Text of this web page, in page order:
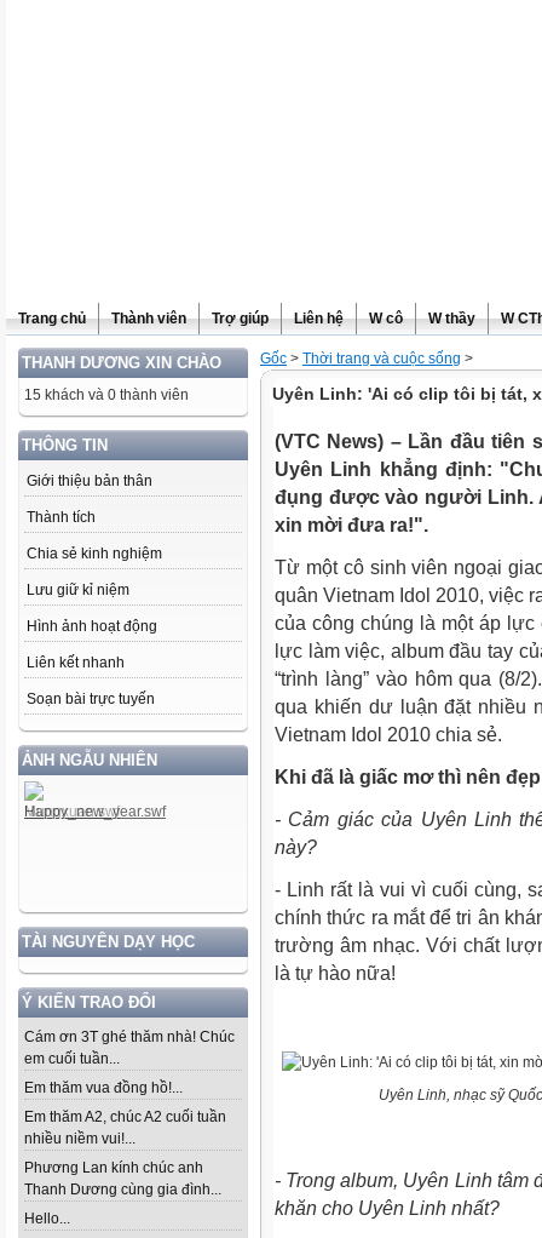
Trang chủ Thành viên Trợ giúp Liên hệ W cô W thầy W
THANH DƯƠNG XIN CHÀO
15 khách và 0 thành viên
THÔNG TIN
Giới thiệu bản thân
Thành tích
Chia sẻ kinh nghiệm
Lưu giữ kỉ niệm
Hình ảnh hoạt động
Liên kết nhanh
Soạn bài trực tuyến
ẢNH NGẪU NHIÊN
TÀI NGUYÊN DẠY HỌC
Ý KIẾN TRAO ĐỔI
Cám ơn 3T ghé thăm nhà! Chúc
em cuối tuần...
Em thăm vua đồng hồ!...
Em thăm A2, chúc A2 cuối tuần
nhiều niềm vui!...
Phương Lan kính chúc anh
Thanh Dương cùng gia đình...
Hello...
Gốc > Thời trang và cuộc sống >
Uyên Linh: 'Ai có clip tôi bị tát,
(VTC News) – Lần đầu
Uyên Linh khẳng định:
đụng được vào người Linh.
xin mời đưa ra!".
Từ một cô sinh viên ngoại
quân Vietnam Idol 2010, việc
của công chúng là một áp
lực làm việc, album đầu tay
“trình làng” vào hôm qua (8/
qua khiến dư luận đặt nhiều
Vietnam Idol 2010 chia sẻ.
Khi đã là giấc mơ thì nên đẹp
- Cảm giác của Uyên Linh
này?
- Linh rất là vui vì cuối cùng,
chính thức ra mắt để tri ân
trường âm nhạc. Với chất
là tự hào nữa!
Uyên Linh, nhạc sỹ
- Trong album, Uyên Linh tâm
khăn cho Uyên Linh nhất?